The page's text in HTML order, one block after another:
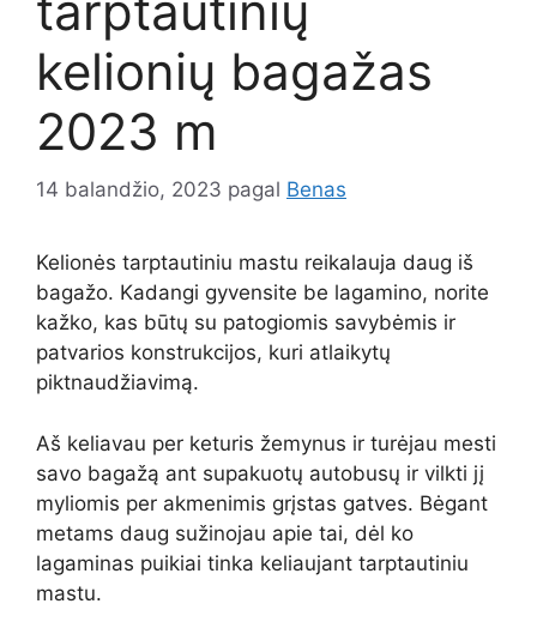
kelionių bagažas
2023 m
14 balandžio, 2023 pagal Benas
Kelionės tarptautiniu mastu reikalauja daug iš
bagažo. Kadangi gyvensite be lagamino, norite
kažko, kas būtų su patogiomis savybėmis ir
patvarios konstrukcijos, kuri atlaikytų
piktnaudžiavimą.
Aš keliavau per keturis žemynus ir turėjau mesti
savo bagažą ant supakuotų autobusų ir vilkti jį
myliomis per akmenimis grįstas gatves. Bėgant
metams daug sužinojau apie tai, dėl ko
lagaminas puikiai tinka keliaujant tarptautiniu
mastu.